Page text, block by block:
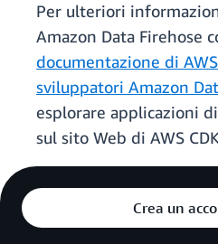
Per ulteriori
Amazon Data Firehose
documentazione di
sviluppatori Amazon
esplorare applicazioni
sul sito Web di AWS
Crea un